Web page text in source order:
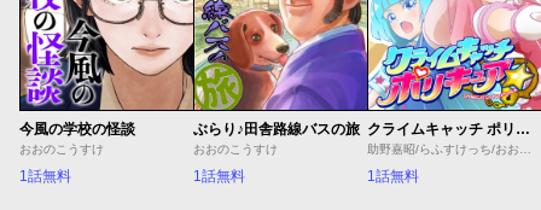
今風の学校の怪談
おおのこうすけ
1話無料
ぶらり♪田舎路線バスの旅
おおのこうすけ
1話無料
クライムキャッチ ポリキュア☆
1話無料